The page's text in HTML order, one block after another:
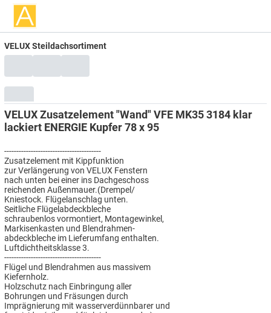
VELUX Steildachsortiment
VELUX Zusatzelement "Wand" VFE MK35 3184 klar
lackiert ENERGIE Kupfer 78 x 95
----------------------------------------
Zusatzelement mit Kippfunktion
zur Verlängerung von VELUX Fenstern
nach unten bei einer ins Dachgeschoss
reichenden Außenmauer.(Drempel/
Kniestock. Flügelanschlag unten.
Seitliche Flügelabdeckbleche
schraubenlos vormontiert, Montagewinkel,
Markisenkasten und Blendrahmen-
abdeckbleche im Lieferumfang enthalten.
Luftdichtheitsklasse 3.
----------------------------------------
Flügel und Blendrahmen aus massivem
Kiefernholz.
Holzschutz nach Einbringung aller
Bohrungen und Fräsungen durch
Imprägnierung mit wasserverdünnbarer und